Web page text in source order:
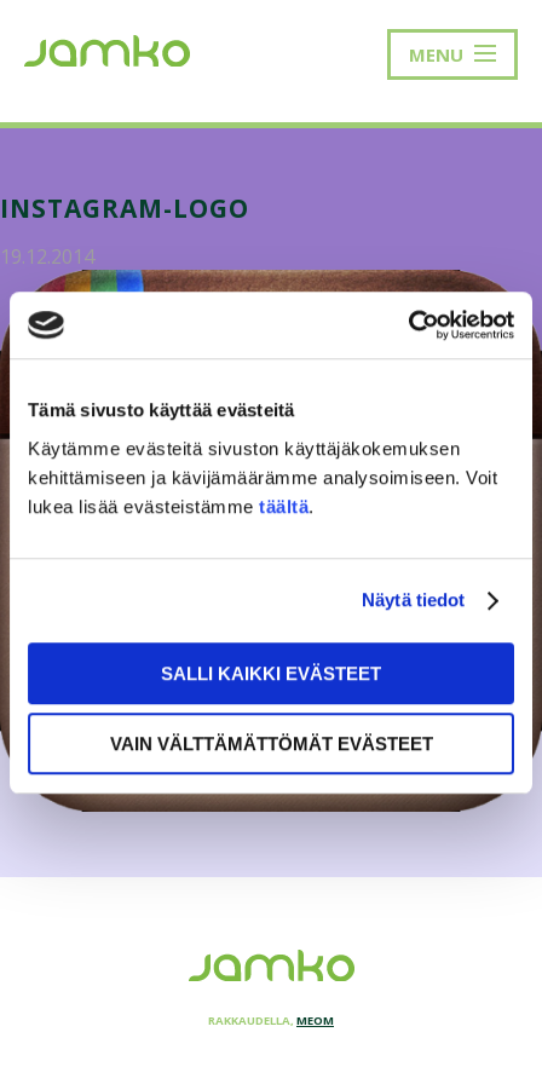
Tämä sivusto käyttää evästeitä
Käytämme evästeitä sivuston käyttäjäkokemuksen
kehittämiseen ja kävijämäärämme analysoimiseen. Voit
lukea lisää evästeistämme täältä.
Näytä tiedot
SALLI KAIKKI EVÄSTEET
VAIN VÄLTTÄMÄTTÖMÄT EVÄSTEET
MENU
INSTAGRAM-LOGO
19.12.2014
RAKKAUDELLA, MEOM